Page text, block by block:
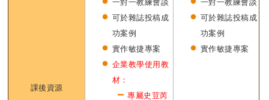
課後資源
一對一教練會談
可於雜誌投稿成
功案例
實作敏捷專案
企業教學使用教
材：
專屬史荳芮
一對一教練會談
可於雜誌投稿成
功案例
實作敏捷專案